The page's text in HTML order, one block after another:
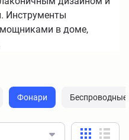
Инструменты
в доме,
Фонари